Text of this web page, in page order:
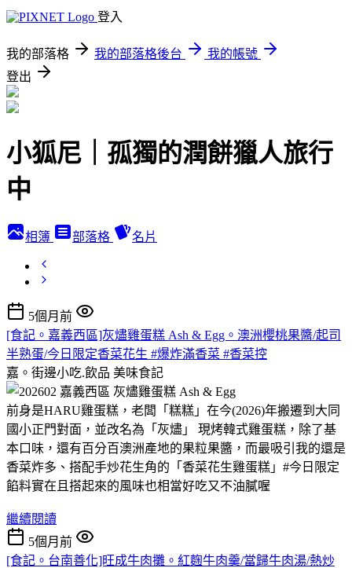
登入
我的部落格 我的部落格後台
我的帳號
登出
小狐尼｜孤獨的潤餅獵人旅行
中
相簿 部落格 名片
5個月前
[食記。嘉義西區]灰燼雞蛋糕 Ash & Egg。澳洲櫻桃果醬/起司
半熟蛋/今日限定香菜花生 #爆炸滿香菜 #香菜控
嘉。街邊小吃.飲品 美味食記
前身是HARU雞蛋糕，老闆「糕糕」在今(2026)年搬遷到大同
國小正門對面，並改名為「灰燼」 現烤韓式雞蛋糕，除了基
本口味，還有百分百澳洲產地的果粒果醬，而最吸引我的還是
香菜炸多、搭配手炒花生角的「香菜花生雞蛋糕」#今日限定
餡料實在且搭起來的風味也相當好吃又不油膩喔
繼續閱讀
5個月前
[食記。台南善化]旺成牛肉攤。紅麴牛肉羹/當歸牛肉湯/熱炒